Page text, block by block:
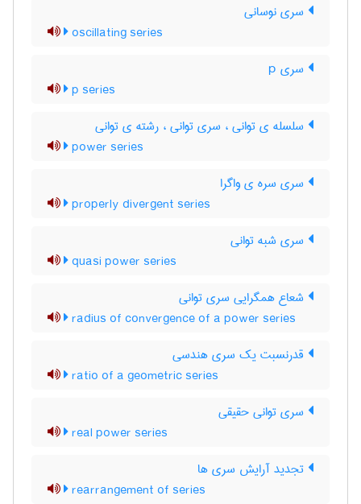
سری نوسانی
oscillating series
سری p
p series
سلسله ی توانی ، سری توانی ، رشته ی توانی
power series
سری سره ی واگرا
properly divergent series
سری شبه توانی
quasi power series
شعاع همگرایی سری توانی
radius of convergence of a power series
قدرنسبت یک سری هندسی
ratio of a geometric series
سری توانی حقیقی
real power series
تجدید آرایش سری ها
rearrangement of series